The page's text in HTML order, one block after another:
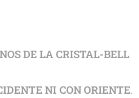
DE LA CRISTAL-BELL
NI CON ORIENTE.